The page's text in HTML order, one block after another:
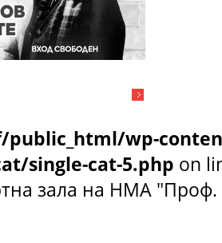
wp-
single-cat-5.php on
зала на НМА "Проф.